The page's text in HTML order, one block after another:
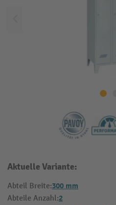
Aktuelle Variante:
Abteil Breite:300 mm
Abteile Anzahl:2